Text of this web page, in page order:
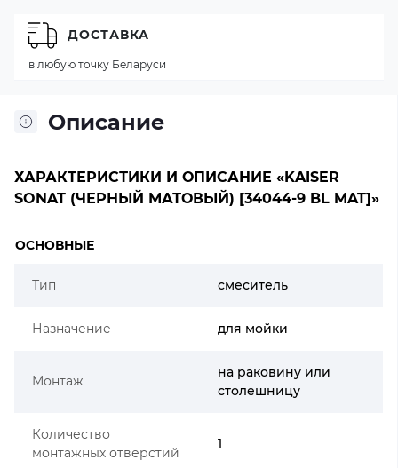
Описание
ХАРАКТЕРИСТИКИ И ОПИСАНИЕ «KAISER
SONAT (ЧЕРНЫЙ МАТОВЫЙ) [34044-9 BL MAT]»
ОСНОВНЫЕ
Тип смеситель
Назначение для мойки
Монтаж
на раковину или
столешницу
Количество
монтажных отверстий
1
ДОСТАВКА
в любую точку Беларуси